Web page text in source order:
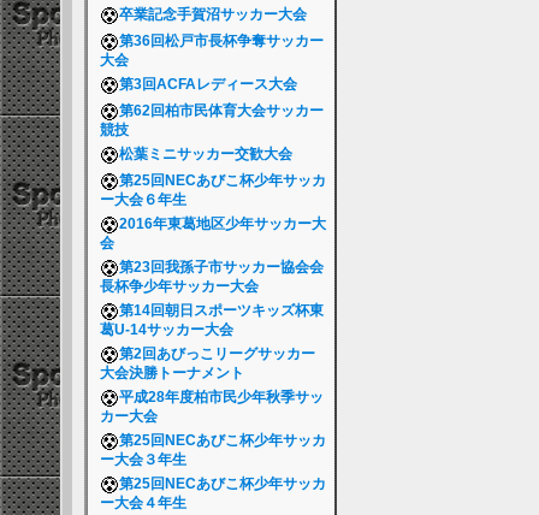
卒業記念手賀沼サッカー大会
第36回松戸市長杯争奪サッカー
大会
第3回ACFAレディース大会
第62回柏市民体育大会サッカー
競技
松葉ミニサッカー交歓大会
第25回NECあびこ杯少年サッカ
ー大会６年生
2016年東葛地区少年サッカー大
会
第23回我孫子市サッカー協会会
長杯争少年サッカー大会
第14回朝日スポーツキッズ杯東
葛U-14サッカー大会
第2回あびっこリーグサッカー
大会決勝トーナメント
平成28年度柏市民少年秋季サッ
カー大会
第25回NECあびこ杯少年サッカ
ー大会３年生
第25回NECあびこ杯少年サッカ
ー大会４年生